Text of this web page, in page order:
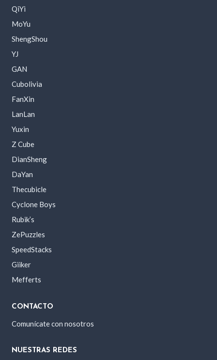
QiYi
MoYu
ShengShou
YJ
GAN
Cubolivia
FanXin
LanLan
Yuxin
Z Cube
DianSheng
DaYan
Thecubicle
Cyclone Boys
Rubik’s
ZePuzzles
SpeedStacks
Giiker
Mefferts
CONTACTO
Comunícate con nosotros
NUESTRAS REDES